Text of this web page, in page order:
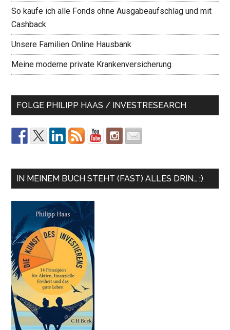
So kaufe ich alle Fonds ohne Ausgabeaufschlag und mit
Cashback
Unsere Familien Online Hausbank
Meine moderne private Krankenversicherung
FOLGE PHILIPP HAAS / INVESTRESEARCH
IN MEINEM BUCH STEHT (FAST) ALLES DRIN… ;)